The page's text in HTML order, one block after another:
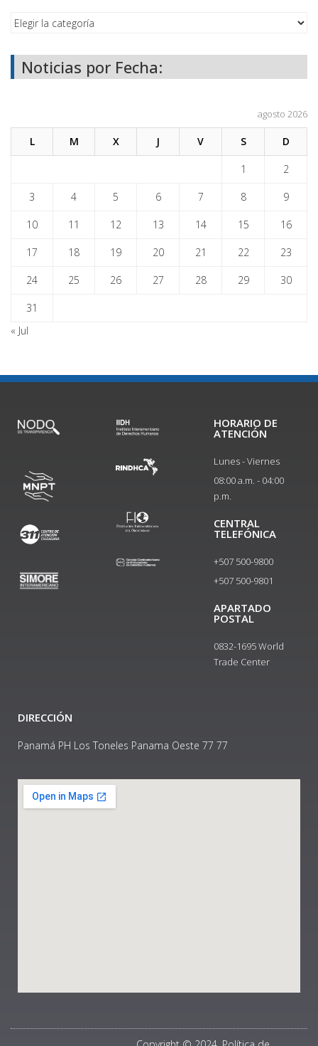
Noticias por Fecha:
agosto 2026
L M X J V S D
1 2
3 4 5 6 7 8 9
10 11 12 13 14 15 16
17 18 19 20 21 22 23
24 25 26 27 28 29 30
31
« Jul
HORARIO DE
ATENCIÓN
Lunes - Viernes
08:00 a.m. - 04:00
p.m.
CENTRAL
TELEFÓNICA
+507 500-9800
+507 500-9801​
APARTADO
POSTAL
0832-1695 World
Trade Center
DIRECCIÓN
Panamá PH Los Toneles Panama Oeste 77 77